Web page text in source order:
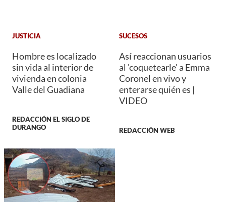
JUSTICIA
Hombre es localizado
sin vida al interior de
vivienda en colonia
Valle del Guadiana
REDACCIÓN EL SIGLO DE
DURANGO
SUCESOS
Así reaccionan usuarios
al 'coquetearle' a Emma
Coronel en vivo y
enterarse quién es |
VIDEO
REDACCIÓN WEB